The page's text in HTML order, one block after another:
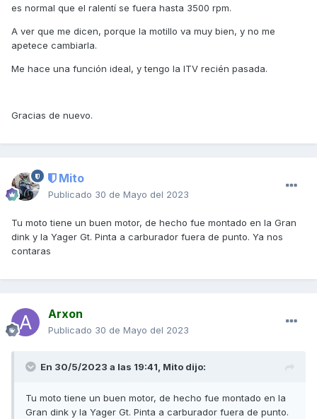
es normal que el ralentí se fuera hasta 3500 rpm.
A ver que me dicen, porque la motillo va muy bien, y no me
apetece cambiarla.
Me hace una función ideal, y tengo la ITV recién pasada.
Gracias de nuevo.
Mito
Publicado 30 de Mayo del 2023
Tu moto tiene un buen motor, de hecho fue montado en la Gran
dink y la Yager Gt. Pinta a carburador fuera de punto. Ya nos
contaras
Arxon
Publicado 30 de Mayo del 2023
En 30/5/2023 a las 19:41, Mito dijo:
Tu moto tiene un buen motor, de hecho fue montado en la
Gran dink y la Yager Gt. Pinta a carburador fuera de punto.